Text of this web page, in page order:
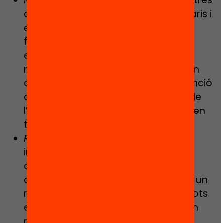
d’entorns desafavorits siguin prioritaris i
esdevinguin nuclis d’innovació,
facilitant la interacció amb altres
entorns i recursos. Cal un
reconeixement de la situació real i un
acompanyament de recursos en funció
de la problemàtica que apleguen i de
l’impacte de les mesures que adopten
tot usant uns recursos addicionals.
Recursos integrats
incideixin en tots aquests aspectes
amb estratègies d’intervenció,
associades a objectius sostenibles i un
retiment de comptes que faci que tots
els centres avancin i cada cop siguin